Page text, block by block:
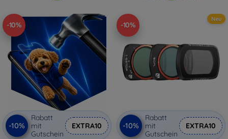
-10%
-10%
Rabatt
mit
Gutschein
EXTRA10
-10%
Neu
-10%
Rabatt
mit
Gutschein
EXTRA10